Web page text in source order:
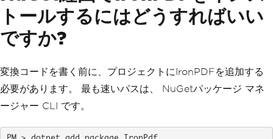
トールするにはどうすればいい
ですか?
変換コードを書く前に、プロジェクトにIronPDFを追加する
必要があります。 最も速いパスは、 NuGetパッケージ マネ
ージャー CLI です。